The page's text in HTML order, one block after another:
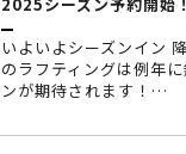
いよいよシーズンイン
のラフティングは例年
ンが期待されます！…